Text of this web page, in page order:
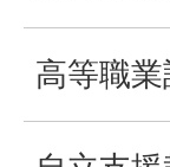
高等職